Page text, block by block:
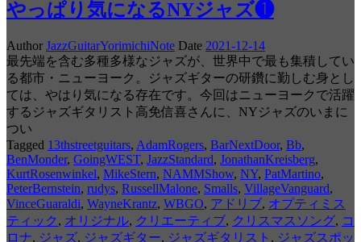
やっぱり気になるNYジャズ❶
Author JazzGuitarYorimichiNote Date 2021-12-14
最先端を含む多種多様なジャズが、世界中で最も集積してい
る都市・ニューヨーク。ジャズギターの研鑽に勤しむ身とし
ては、やはり気になる存在です。今回はニューヨークで活躍
するジャズギタリスト高免信喜さんに、NYジャズのいまに
つい
Tagged 13thstreetguitars, AdamRogers, BarNextDoor, Bb,
BenMonder, GoingWEST, JazzStandard, JonathanKreisberg,
KurtRosenwinkel, MikeStern, NAMMShow, NY, PatMartino,
PeterBernstein, rudys, RussellMalone, Smalls, VillageVanguard,
VinceGuaraldi, WayneKrantz, WBGO, アドリブ, オプティミス
ティック , オリジナル, クリエーティブ, クリスマスソング, コ
ロナ, ジャズ, ジャズギター, ジャズギタリスト , ジャズスポッ